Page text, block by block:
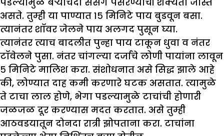
असते. तुम्ही या पाण्यात १५ मिनिटे पाय बुडवून बसा.
त्यानंतर शॉवर जेलने पाय अलगद पुसून घ्या.
त्यानंतर त्याच बादलीत पुन्हा पाय टाकून धुवा व नंतर
टॉवेलने पुसा. नंतर चांगल्या दर्जाचे लोणी पायांना लावून
५ मिनिटे मालिश करा. संशोधनात असे सिद्ध झाले आहे
की, लोण्यात दाह कमी करणारे घटक असतात. त्यामुळे
ते टाचा लाल होणे, भेगा पडल्यामुळे टाचांची होणारी
जळजळ दूर करण्यास मदत करतात. असे तुम्ही
आठवडयातून दोनदा रात्री झोपताना करा. टाचांना